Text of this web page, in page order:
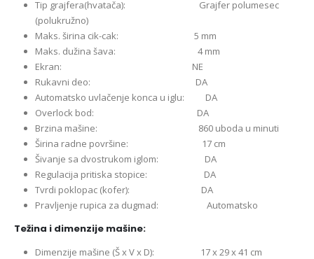
Tip grajfera(hvatača): Grajfer polumesec
(polukružno)
Maks. širina cik-cak: 5 mm
Maks. dužina šava: 4 mm
Ekran: NE
Rukavni deo: DA
Automatsko uvlačenje konca u iglu: DA
Overlock bod: DA
Brzina mašine: 860 uboda u minuti
Širina radne površine: 17 cm
Šivanje sa dvostrukom iglom: DA
Regulacija pritiska stopice: DA
Tvrdi poklopac (kofer): DA
Pravljenje rupica za dugmad: Automatsko
Težina i dimenzije mašine:
Dimenzije mašine (Š x V x D): 17 x 29 x 41 cm